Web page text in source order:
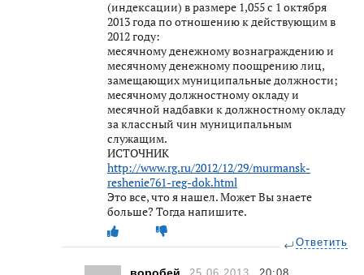
(индексации) в размере 1,055 с 1 октября
2013 года по отношению к действующим в
2012 году:
месячному денежному вознаграждению и
месячному денежному поощрению лиц,
замещающих муниципальные должности;
месячному должностному окладу и
месячной надбавки к должностному окладу
за классный чин муниципальным
служащим.
ИСТОЧНИК
http://www.rg.ru/2012/12/29/murmansk-
reshenie761-reg-dok.html
Это все, что я нашел. Может Вы знаете
больше? Тогда напишите.
Ответить